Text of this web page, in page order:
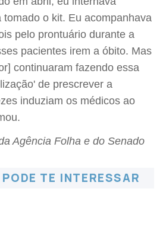
tomado o kit. Eu acompanhava
pelo prontuário durante a
pacientes irem a óbito. Mas
continuaram fazendo essa
de prescrever a
induziam os médicos ao
Agência Folha e do Senado
TE INTERESSAR